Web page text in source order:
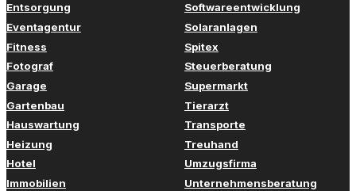
Entsorgung
Eventagentur
Fitness
Fotograf
Garage
Gartenbau
Hauswartung
Heizung
Hotel
Immobilien
Softwareentwicklung
Solaranlagen
Spitex
Steuerberatung
Supermarkt
Tierarzt
Transporte
Treuhand
Umzugsfirma
Unternehmensberatung